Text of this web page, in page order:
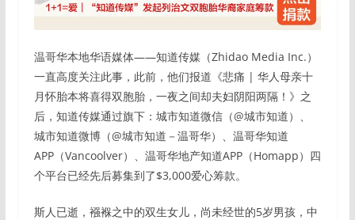
温哥华本地华语媒体——知道传媒（Zhidao Media Inc.）
一直高度关注此事，此前，他们报道《悲痛 | 华人母亲十
月怀胎本将喜得双胞胎，一夜之间却夫妇阴阳两隔！》之
后，知道传媒通过旗下：城市知道微信（@城市知道）、
城市知道微博（@城市知道－温哥华）、温哥华知道
APP（Vancoolver）、温哥华地产知道APP（Homapp）四
个平台已经先后募集到了$3,000爱心筹款。
斯人已逝，襁褓之中的双生女儿，尚未经世的5岁男孩，中